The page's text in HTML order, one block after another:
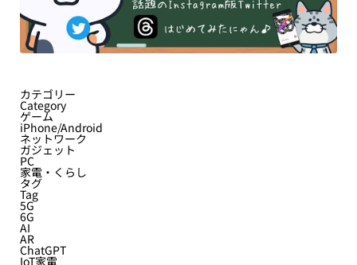
カテゴリー
Category
ゲーム
iPhone/Android
ネットワーク
ガジェット
PC
家電・くらし
タグ
Tag
5G
6G
AI
AR
ChatGPT
IoT家電